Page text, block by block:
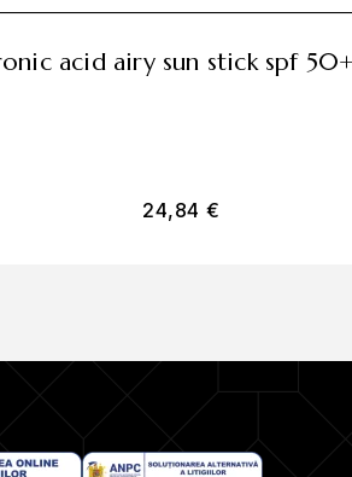
acid airy sun stick spf
24,84 €